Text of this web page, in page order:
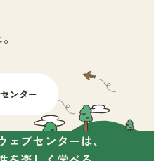
ブセンターは、